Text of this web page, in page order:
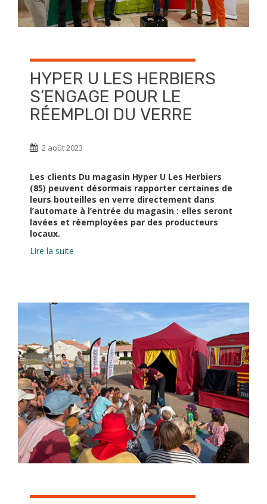
HYPER U LES HERBIERS
S’ENGAGE POUR LE
RÉEMPLOI DU VERRE
2 août 2023
Les clients Du magasin Hyper U Les Herbiers
(85) peuvent désormais rapporter certaines de
leurs bouteilles en verre directement dans
l’automate à l’entrée du magasin : elles seront
lavées et réemployées par des producteurs
locaux.
Lire la suite